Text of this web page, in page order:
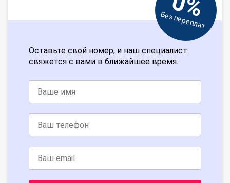
Без переплат
Оставьте свой номер, и наш специалист
свяжется с вами в ближайшее время.